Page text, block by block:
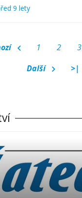
9 lety
1 2 3
Další >|